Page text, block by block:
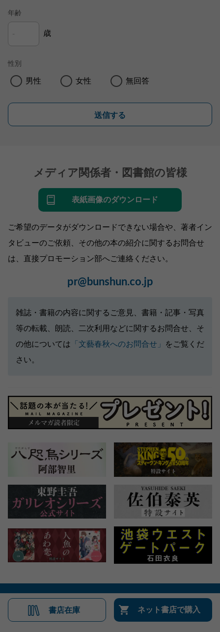
年齢
歳
性別
男性 女性 無回答
送信する
メディア関係者・図書館の皆様
表紙画像のダウンロード
ご希望のデータがダウンロードできない場合や、著者イン
タビューのご依頼、その他の本の紹介に関するお問合せ
は、直接プロモーション部へご連絡ください。
pr@bunshun.co.jp
雑誌・書籍の内容に関するご意見、書籍・記事・写真
等の転載、朗読、二次利用などに関するお問合せ、そ
の他については 「文藝春秋へのお問合せ」
をご覧くだ
さい。
書店在庫 ネット書店で購入
会社概要 自費出版のご案内 お問合せ
株式会社文藝春秋 Number Web
CREA WEB
Copyright © Bungeishunju Ltd.